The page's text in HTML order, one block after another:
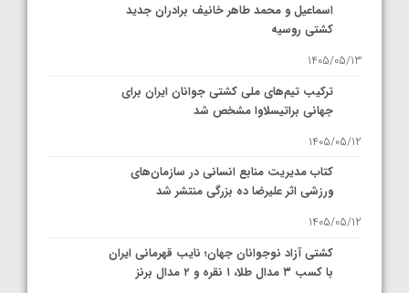
اسماعیل و محمد طاهر خانیف برادران جدید
کشتی روسیه
1405/05/13
ترکیب تیم‌های ملی کشتی جوانان ایران برای
جهانی براتیسلاوا مشخص شد
1405/05/12
کتاب مدیریت منابع انسانی در سازمان‌های
ورزشی اثر علیرضا ده بزرگی منتشر شد
1405/05/12
کشتی آزاد نوجوانان جهان؛ نایب قهرمانی ایران
با کسب ۳ مدال طلا، ۱ نقره و ۲ مدال برنز